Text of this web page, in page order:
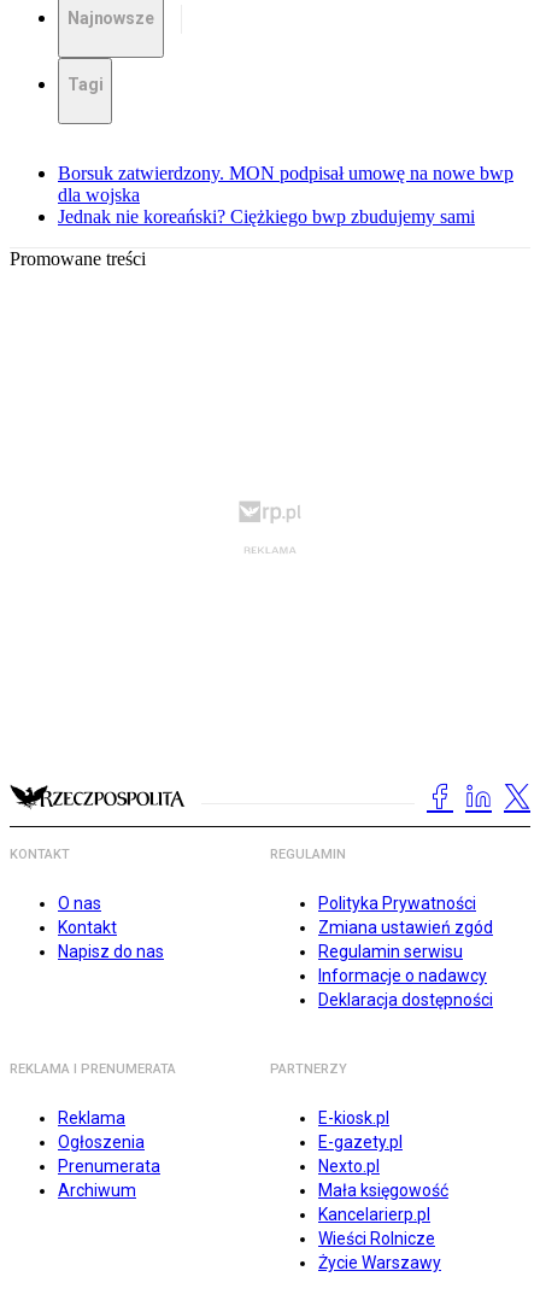
Najnowsze
Tagi
Borsuk zatwierdzony. MON podpisał umowę na nowe bwp
dla wojska
Jednak nie koreański? Ciężkiego bwp zbudujemy sami
Promowane treści
KONTAKT
O nas
Kontakt
Napisz do nas
REGULAMIN
Polityka Prywatności
Zmiana ustawień zgód
Regulamin serwisu
Informacje o nadawcy
Deklaracja dostępności
REKLAMA I PRENUMERATA
Reklama
Ogłoszenia
Prenumerata
Archiwum
PARTNERZY
E-kiosk.pl
E-gazety.pl
Nexto.pl
Mała księgowość
Kancelarierp.pl
Wieści Rolnicze
Życie Warszawy